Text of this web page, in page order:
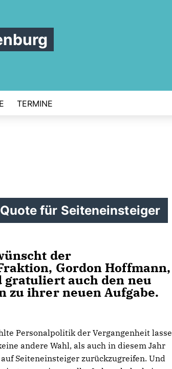
TERMINE
für Seiteneinsteiger
der
Gordon Hoffmann,
auch den neu
zu ihrer neuen Aufgabe.
Personalpolitik der Vergangenheit lasse
andere Wahl, als auch in diesem Jahr
Seiteneinsteiger zurückzugreifen. Und